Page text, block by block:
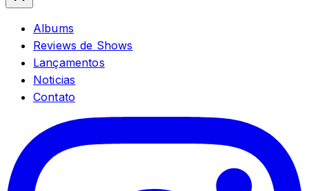
Albums
Reviews de Shows
Lançamentos
Noticias
Contato